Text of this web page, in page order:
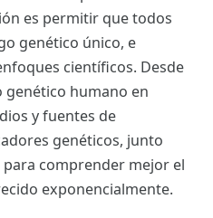
es permitir que todos
genético único, e
científicos. Desde
genético humano en
y fuentes de
genéticos, junto
comprender mejor el
exponencialmente.